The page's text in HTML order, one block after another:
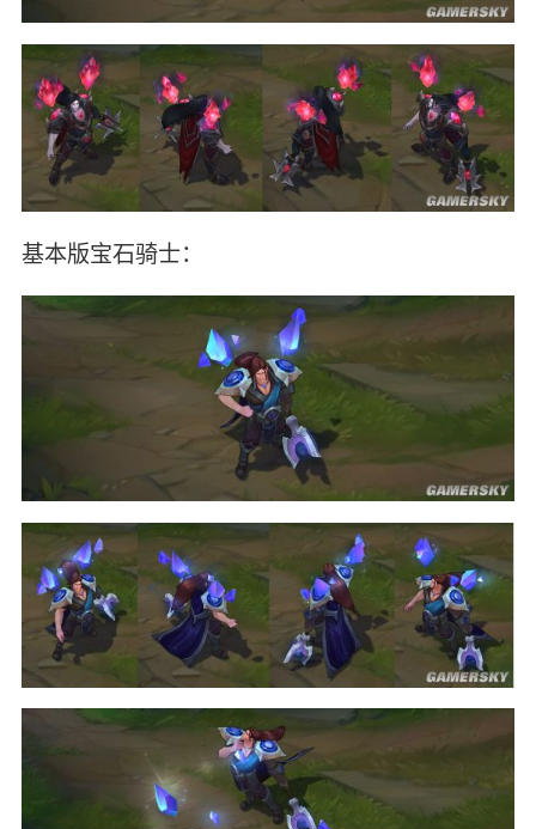
基本版宝石骑士：